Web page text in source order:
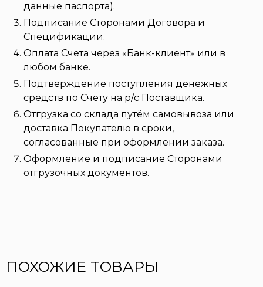
данные паспорта).
Подписание Сторонами Договора и
Спецификации.
Оплата Счета через «Банк-клиент» или в
любом банке.
Подтверждение поступления денежных
средств по Счету на р/с Поставщика.
Отгрузка со склада путём самовывоза или
доставка Покупателю в сроки,
согласованные при оформлении заказа.
Оформление и подписание Сторонами
отгрузочных документов.
ПОХОЖИЕ ТОВАРЫ